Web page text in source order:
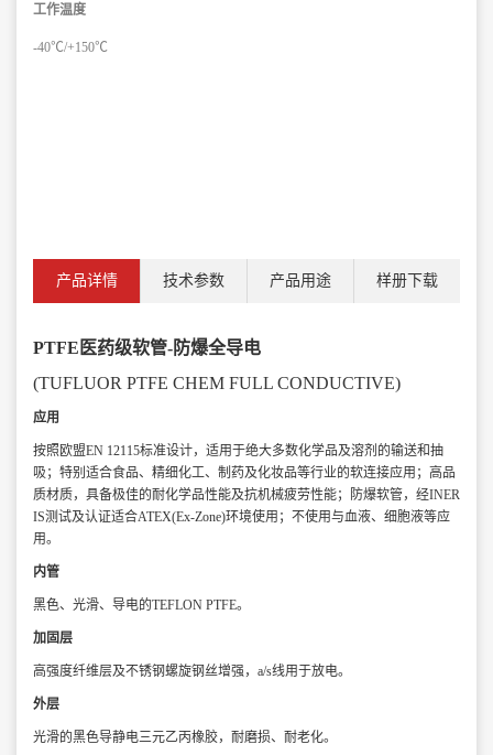
工作温度
-40℃/+150℃
产品详情 技术参数 产品用途 样册下载
PTFE医药级软管-防爆全导电
(TUFLUOR PTFE CHEM FULL CONDUCTIVE)
应用
按照欧盟EN 12115标准设计，适用于绝大多数化学品及溶剂的输送和抽
吸； 特别适合食品、精细化工、制药及化妆品等行业的软连接应用； 高品
质材质，具备极佳的耐化学品性能及抗机械疲劳性能；
防爆软管，经INER
IS测试及认证适合ATEX(Ex-Zone)环境使用； 不使用与血液、细胞液等应
用。
内管
黑色、光滑、导电的TEFLON PTFE。
加固层
高强度纤维层及不锈钢螺旋钢丝增强，a/s线用于放电。
外层
光滑的黑色导静电三元乙丙橡胶，耐磨损、耐老化。